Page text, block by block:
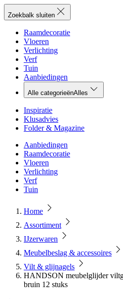
Zoekbalk sluiten
Raamdecoratie
Vloeren
Verlichting
Verf
Tuin
Aanbiedingen
Alle categorieënAlles
Inspiratie
Klusadvies
Folder & Magazine
Aanbiedingen
Raamdecoratie
Vloeren
Verlichting
Verf
Tuin
Home
Assortiment
IJzerwaren
Meubelbeslag & accessoires
Vilt & glijnagels
HANDSON meubelglijder
bruin 12 stuks